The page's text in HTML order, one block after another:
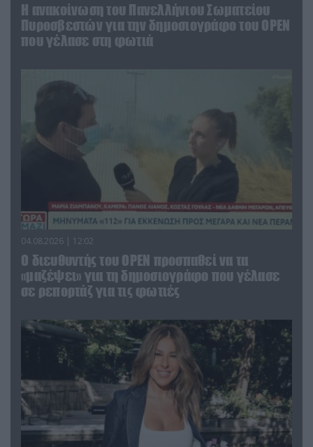
Η ανακοίνωση του Πανελλήνιου Σωματείου
Πυροσβεστών για την δημοσιογράφο του OPEN
που γέλασε στη φωτιά
04.08.2026 | 12:02
O διευθυντής του OPEN προσπαθεί να τα
«μαζέψει» για τη δημοσιογράφο που γέλασε
σε ρεπορτάζ για τις φωτιές